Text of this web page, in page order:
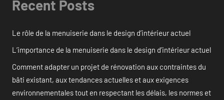
Recent Posts
Le rôle de la menuiserie dans le design d’intérieur actuel
L’importance de la menuiserie dans le design d’intérieur actuel
Comment adapter un projet de rénovation aux contraintes du
bâti existant, aux tendances actuelles et aux exigences
environnementales tout en respectant les délais, les normes et